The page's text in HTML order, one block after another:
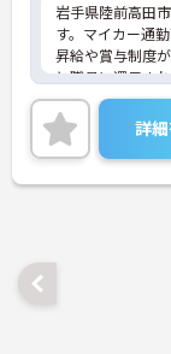
岩手県陸前高田
す。マイカー通
昇給や賞与制度
と職員に還元さ
と嬉しい高待遇
残業は月平均1時
定も立てやすい
ご興味のある方
に詳細をお話し
詳